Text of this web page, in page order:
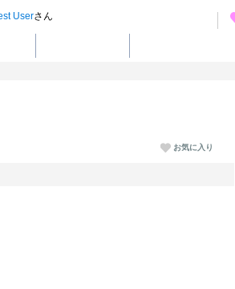
Userさん
お気に入り